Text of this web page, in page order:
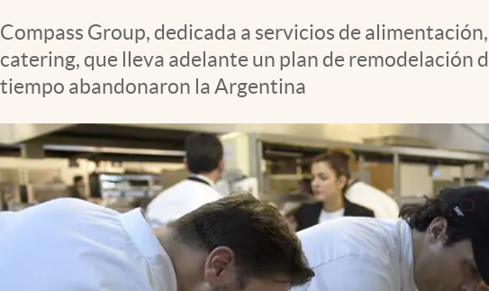
Eventos Corporativos
El Cronista Studio
abre en nueva pestaña
Compass Group, dedicada a servicios de
catering, que lleva adelante un plan de remodelación
tiempo abandonaron la Argentina